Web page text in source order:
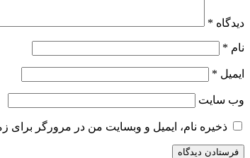
دیدگاه *
نام *
ایمیل *
وب‌ سایت
ذخیره نام، ایمیل و وبسایت من در مرورگر برای